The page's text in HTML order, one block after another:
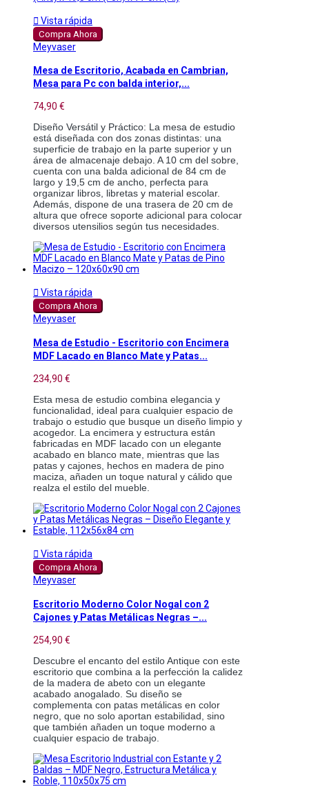
 Vista rápida
Compra Ahora
Meyvaser
Mesa de Escritorio, Acabada en Cambrian,
Mesa para Pc con balda interior,...
74,90 €
Diseño Versátil y Práctico: La mesa de estudio
está diseñada con dos zonas distintas: una
superficie de trabajo en la parte superior y un
área de almacenaje debajo. A 10 cm del sobre,
cuenta con una balda adicional de 84 cm de
largo y 19,5 cm de ancho, perfecta para
organizar libros, libretas y material escolar.
Además, dispone de una trasera de 20 cm de
altura que ofrece soporte adicional para colocar
diversos utensilios según tus necesidades.
 Vista rápida
Compra Ahora
Meyvaser
Mesa de Estudio - Escritorio con Encimera
MDF Lacado en Blanco Mate y Patas...
234,90 €
Esta mesa de estudio combina elegancia y
funcionalidad, ideal para cualquier espacio de
trabajo o estudio que busque un diseño limpio y
acogedor. La encimera y estructura están
fabricadas en MDF lacado con un elegante
acabado en blanco mate, mientras que las
patas y cajones, hechos en madera de pino
maciza, añaden un toque natural y cálido que
realza el estilo del mueble.
 Vista rápida
Compra Ahora
Meyvaser
Escritorio Moderno Color Nogal con 2
Cajones y Patas Metálicas Negras –...
254,90 €
Descubre el encanto del estilo Antique con este
escritorio que combina a la perfección la calidez
de la madera de abeto con un elegante
acabado anogalado. Su diseño se
complementa con patas metálicas en color
negro, que no solo aportan estabilidad, sino
que también añaden un toque moderno a
cualquier espacio de trabajo.